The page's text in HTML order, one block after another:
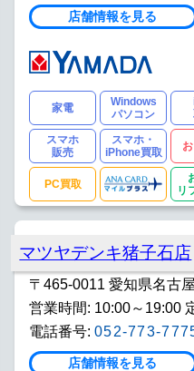
店舗情報を見る
家電
Windows
パソコン
スマホ
販売
スマホ・
iPhone買取
PC買取
リ
マツヤデンキ猪子石店
〒465-0011 愛知県名古
営業時間: 10:00～19:00
電話番号: 052-773-
店舗情報を見る